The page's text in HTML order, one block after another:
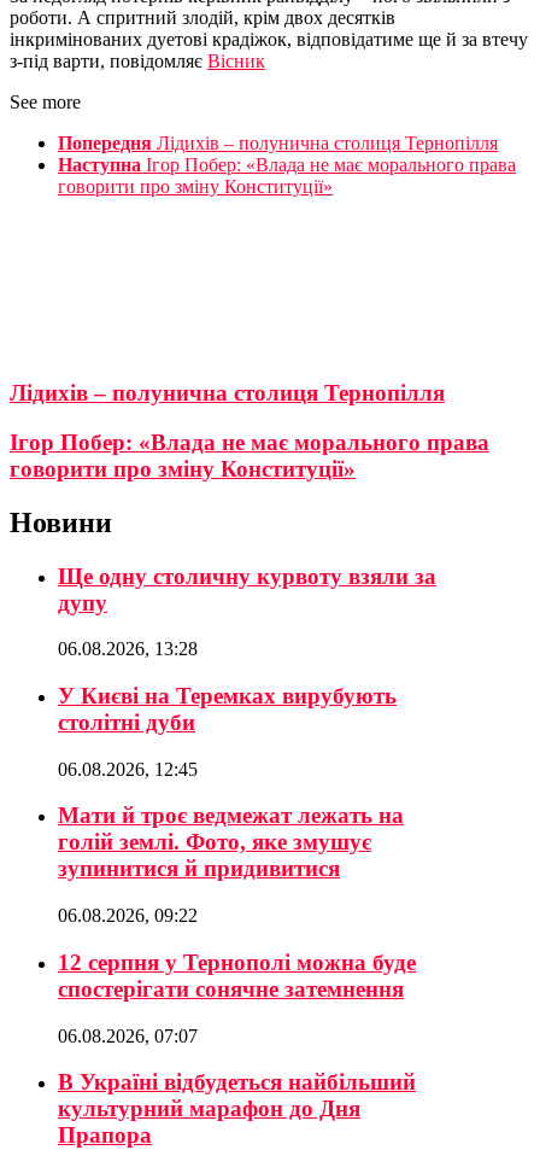
роботи. А спритний злодій, крім двох десятків
інкримінованих дуетові крадіжок, відповідатиме ще й за втечу
з-під варти, повідомляє Вісник
See more
Попередня Лідихів – полунична столиця Тернопілля
Наступна Ігор Побер: «Влада не має морального права
говорити про зміну Конституції»
Лідихів – полунична столиця Тернопілля
Ігор Побер: «Влада не має морального права
говорити про зміну Конституції»
Новини
Ще одну столичну курвоту взяли за
дупу
06.08.2026, 13:28
У Києві на Теремках вирубують
столітні дуби
06.08.2026, 12:45
Мати й троє ведмежат лежать на
голій землі. Фото, яке змушує
зупинитися й придивитися
06.08.2026, 09:22
12 серпня у Тернополі можна буде
спостерігати сонячне затемнення
06.08.2026, 07:07
В Україні відбудеться найбільший
культурний марафон до Дня
Прапора